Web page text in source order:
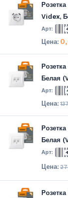
Videx,
Белая
Белая